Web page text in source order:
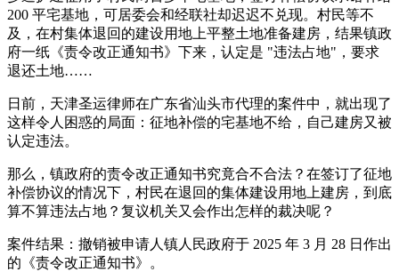
200 平宅基地，可居委会和经联社却迟迟不兑现。村民等不
及，在村集体退回的建设用地上平整土地准备建房，结果镇政
府一纸《责令改正通知书》下来，认定是 "违法占地"，要求
退还土地……
日前，天津圣运律师在广东省汕头市代理的案件中，就出现了
这样令人困惑的局面：征地补偿的宅基地不给，自己建房又被
认定违法。
那么，镇政府的责令改正通知书究竟合不合法？在签订了征地
补偿协议的情况下，村民在退回的集体建设用地上建房，到底
算不算违法占地？复议机关又会作出怎样的裁决呢？
案件结果：撤销被申请人镇人民政府于 2025 年 3 月 28 日作出
的《责令改正通知书》。